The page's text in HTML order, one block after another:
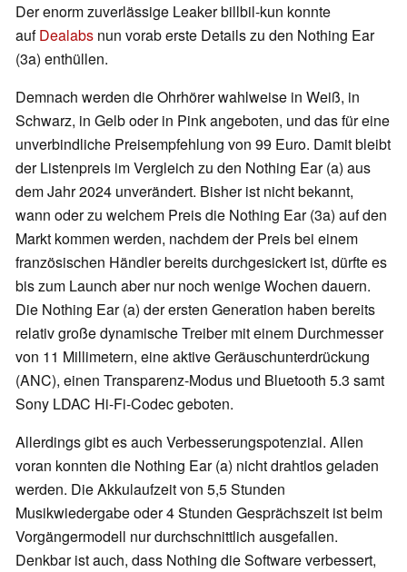
Der enorm zuverlässige Leaker billbil-kun konnte
aufDealabs nun vorab erste Details zu den Nothing Ear
(3a) enthüllen.
Demnach werden die Ohrhörer wahlweise in Weiß, in
Schwarz, in Gelb oder in Pink angeboten, und das für eine
unverbindliche Preisempfehlung von 99 Euro. Damit bleibt
der Listenpreis im Vergleich zu den Nothing Ear (a) aus
dem Jahr 2024 unverändert. Bisher ist nicht bekannt,
wann oder zu welchem Preis die Nothing Ear (3a) auf den
Markt kommen werden, nachdem der Preis bei einem
französischen Händler bereits durchgesickert ist, dürfte es
bis zum Launch aber nur noch wenige Wochen dauern.
Die Nothing Ear (a) der ersten Generation haben bereits
relativ große dynamische Treiber mit einem Durchmesser
von 11 Millimetern, eine aktive Geräuschunterdrückung
(ANC), einen Transparenz-Modus und Bluetooth 5.3 samt
Sony LDAC Hi-Fi-Codec geboten.
Allerdings gibt es auch Verbesserungspotenzial. Allen
voran konnten die Nothing Ear (a) nicht drahtlos geladen
werden. Die Akkulaufzeit von 5,5 Stunden
Musikwiedergabe oder 4 Stunden Gesprächszeit ist beim
Vorgängermodell nur durchschnittlich ausgefallen.
Denkbar ist auch, dass Nothing die Software verbessert,